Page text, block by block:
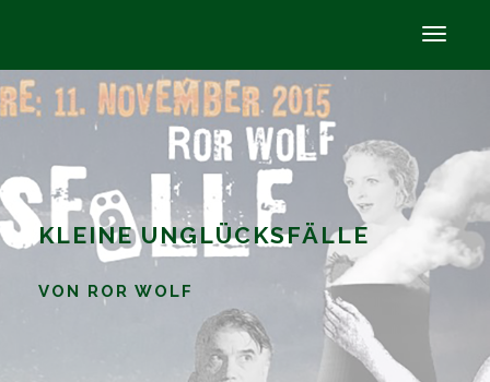
KLEINE UNGLÜCKSFÄLLE
VON ROR WOLF